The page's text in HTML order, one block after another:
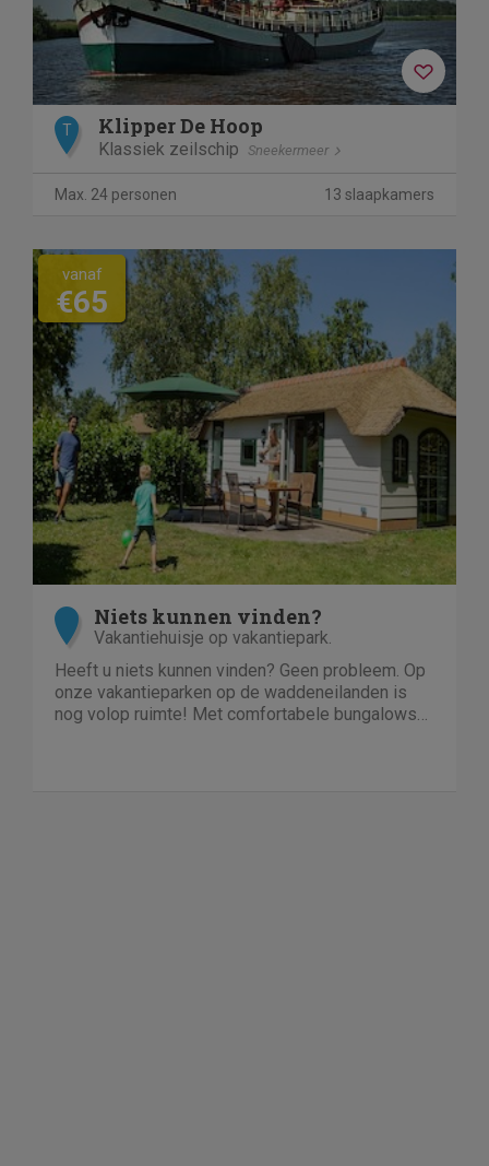
T Klipper De Hoop
Klassiek zeilschip Sneekermeer
Max. 24 personen 13 slaapkamers
vanaf
€65
Niets kunnen vinden?
Vakantiehuisje op vakantiepark.
Heeft u niets kunnen vinden? Geen probleem. Op
onze vakantieparken op de waddeneilanden is
nog volop ruimte! Met comfortabele bungalows